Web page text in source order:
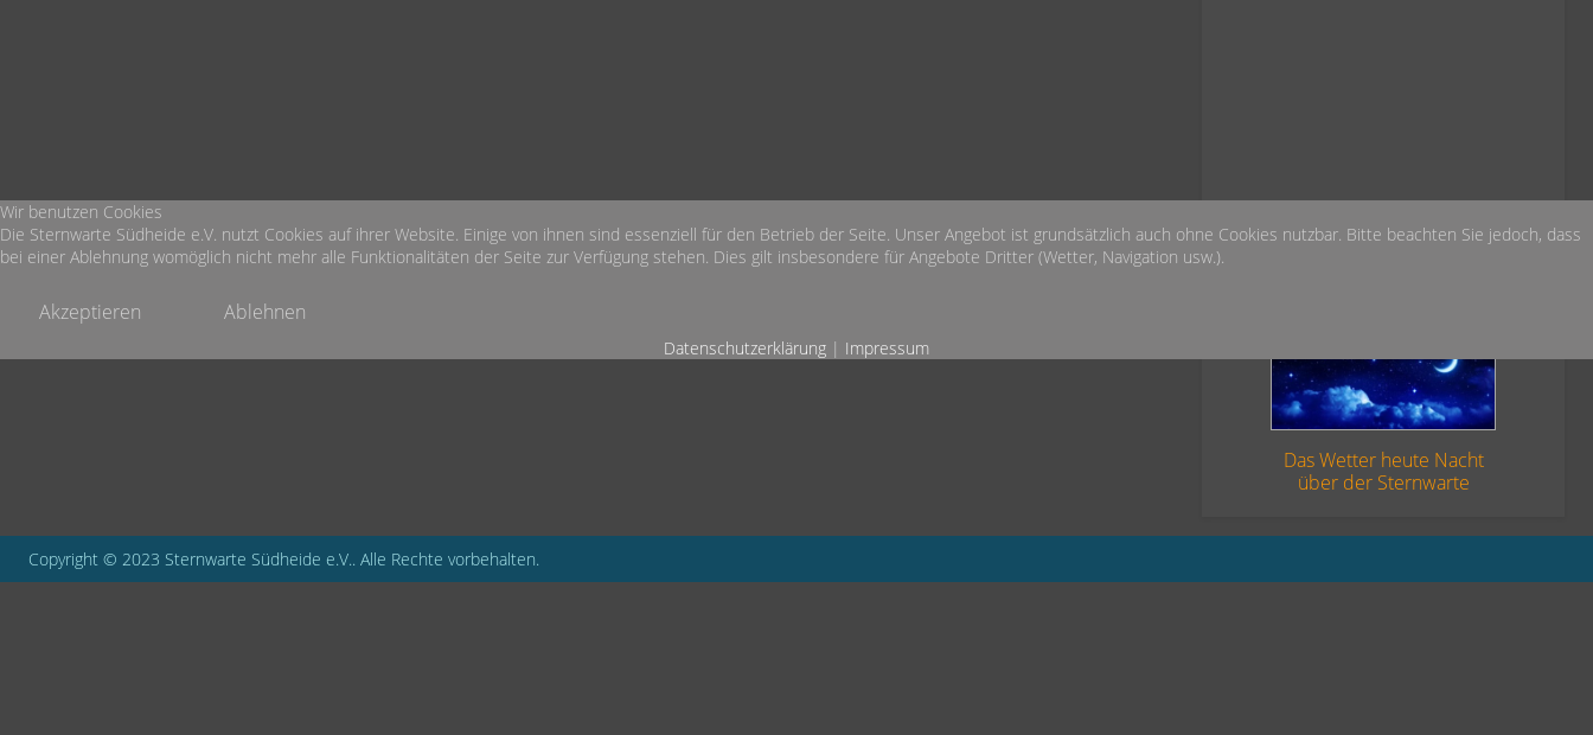
Das Wetter heute Nacht
über der Sternwarte
Copyright © 2023 Sternwarte Südheide e.V.. Alle Rechte vorbehalten.
Wir benutzen Cookies
Die Sternwarte Südheide e.V. nutzt Cookies auf ihrer Website. Einige von ihnen sind essenziell für den Betrieb der Seite. Unser Angebot ist grundsätzlich auch ohne Cookies nutzbar. Bitte beachten Sie jedoch, dass
bei einer Ablehnung womöglich nicht mehr alle Funktionalitäten der Seite zur Verfügung stehen. Dies gilt insbesondere für Angebote Dritter (Wetter, Navigation usw.).
Akzeptieren Ablehnen
Datenschutzerklärung | Impressum